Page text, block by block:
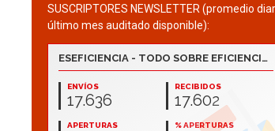
SUSCRIPTORES NEWSLETTER (promedio
último mes auditado disponible):